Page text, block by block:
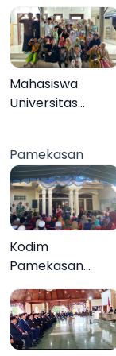
Sendiri
Mahasiswa
Universitas
MENARA di Desa
Dapenda
Pamekasan
Kodim
Pamekasan
Tuntaskan
Operasi Katarak
Gratis, 160
Kembali Melihat